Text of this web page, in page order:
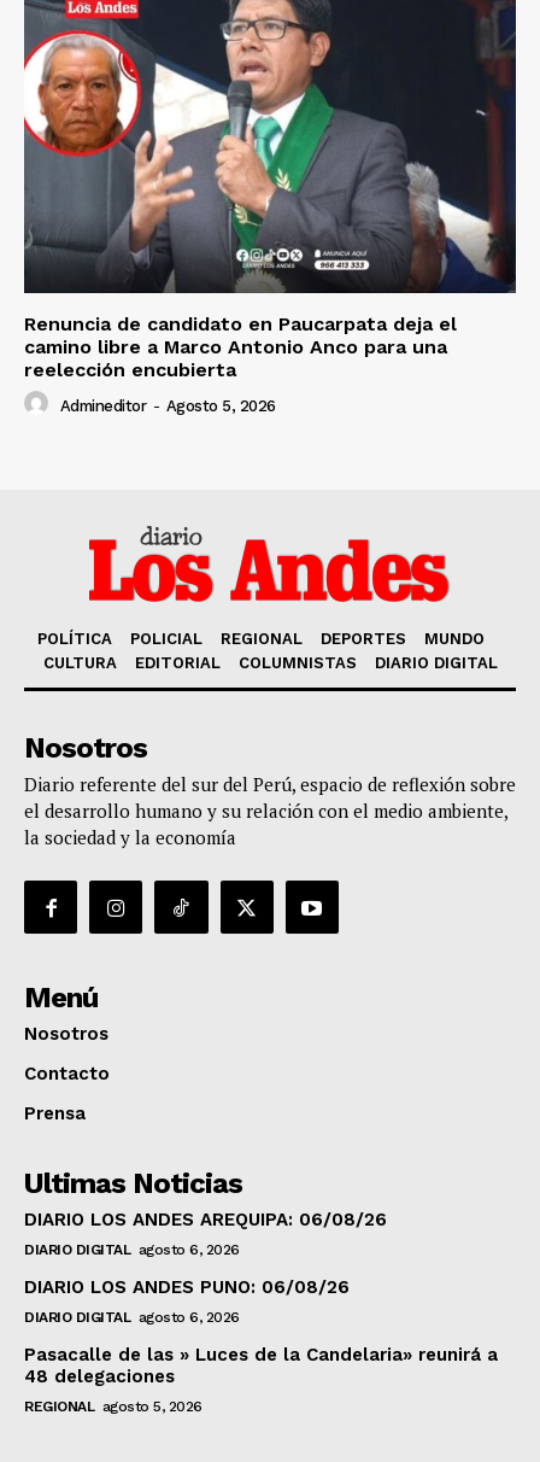
Renuncia de candidato en Paucarpata deja el
camino libre a Marco Antonio Anco para una
reelección encubierta
Admineditor - Agosto 5, 2026
POLÍTICA POLICIAL REGIONAL DEPORTES
MUNDO
CULTURA
EDITORIAL COLUMNISTAS DIARIO DIGITAL
Nosotros
Diario referente del sur del Perú, espacio de reflexión sobre
el desarrollo humano y su relación con el medio ambiente,
la sociedad y la economía
Menú
Nosotros
Contacto
Prensa
Ultimas Noticias
DIARIO LOS ANDES AREQUIPA: 06/08/26
DIARIO DIGITAL agosto 6, 2026
DIARIO LOS ANDES PUNO: 06/08/26
DIARIO DIGITAL agosto 6, 2026
Pasacalle de las » Luces de la Candelaria» reunirá a
48 delegaciones
REGIONAL agosto 5, 2026